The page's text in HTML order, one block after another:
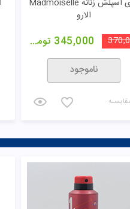
بادی اسپلش زنانه Madmoiselle
الارو
345,000 تومان
ناموجود